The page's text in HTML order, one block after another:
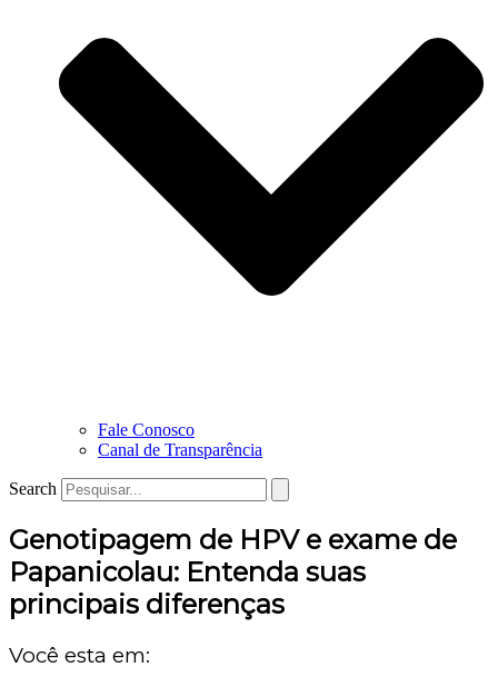
Fale Conosco
Canal de Transparência
Search
Genotipagem de HPV e exame de
Papanicolau: Entenda suas
principais diferenças
Você esta em: